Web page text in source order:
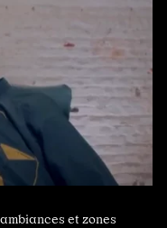
et zones